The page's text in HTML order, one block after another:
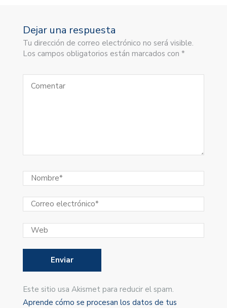
Dejar una respuesta
Tu dirección de correo electrónico no será visible.
Los campos obligatorios están marcados con *
Este sitio usa Akismet para reducir el spam.
Aprende cómo se procesan los datos de tus